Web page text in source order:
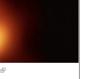
(link